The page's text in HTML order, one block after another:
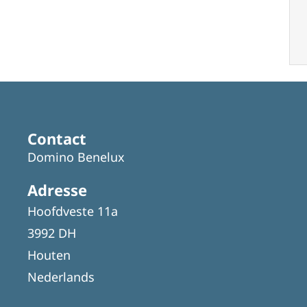
Contact
Domino Benelux
Adresse
Hoofdveste 11a
3992 DH
Houten
Nederlands